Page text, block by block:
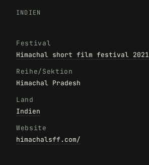
INDIEN
Festival
Himachal short film festival 2021
Reihe/Sektion
Himachal Pradesh
Land
Indien
Website
himachalsff.com/